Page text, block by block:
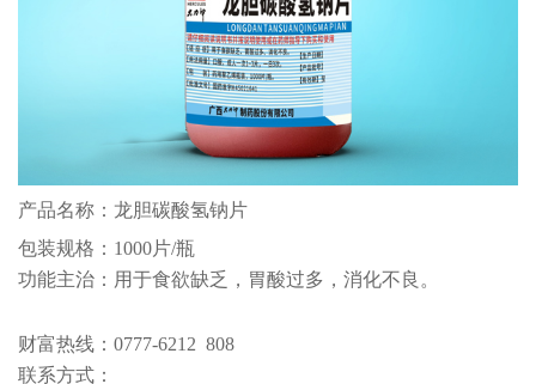
产品名称：龙胆碳酸氢钠片
包装规格：1000片/瓶
功能主治：用于食欲缺乏，胃酸过多，消化不良。
财富热线：0777-6212 808
联系方式：